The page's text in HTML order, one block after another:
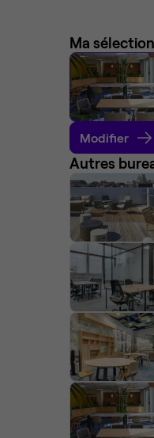
Ma
Modifier
Autres